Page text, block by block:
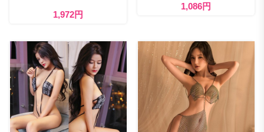
1,972円
1,086円